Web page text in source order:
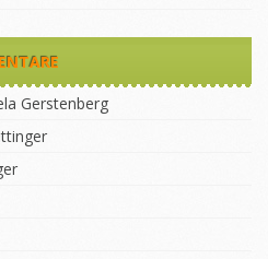
Gerstenberg